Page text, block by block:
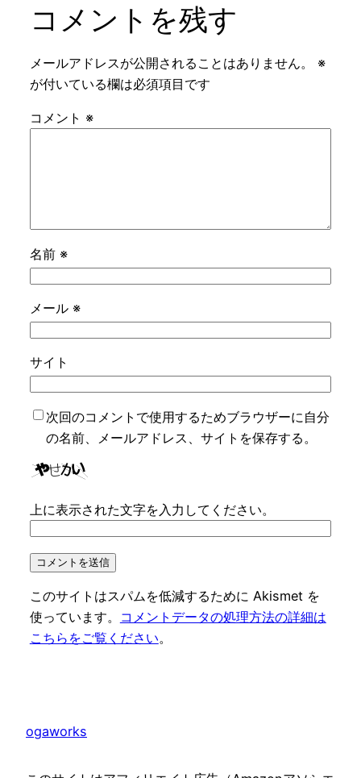
コメントを残す
メールアドレスが公開されることはありません。
※
が付いている欄は必須項目です
コメント ※
名前 ※
メール ※
サイト
次回のコメントで使用するためブラウザーに自分
の名前、メールアドレス、サイトを保存する。
上に表示された文字を入力してください。
このサイトはスパムを低減するために Akismet を
使っています。
コメントデータの処理方法の詳細は
こちらをご覧ください。
ogaworks